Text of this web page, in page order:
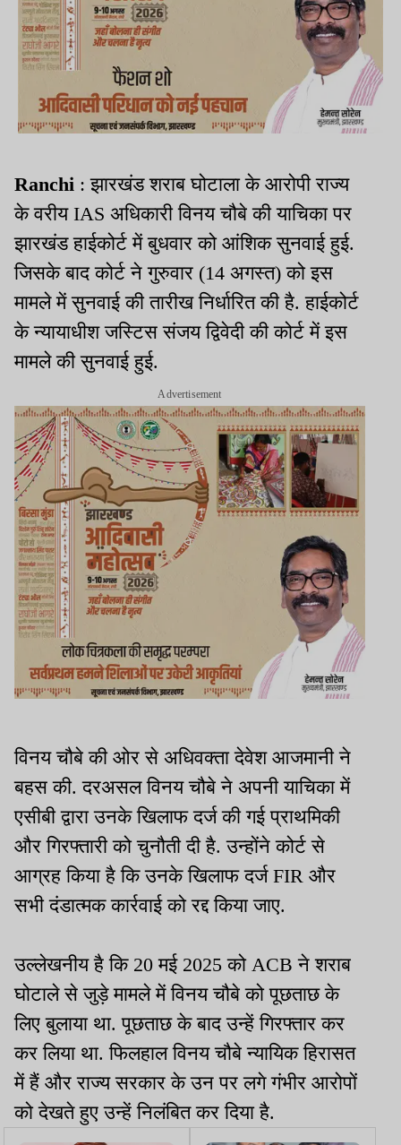
Ranchi : झारखंड शराब घोटाला के आरोपी राज्य
के वरीय IAS अधिकारी विनय चौबे की याचिका पर
झारखंड हाईकोर्ट में बुधवार को आंशिक सुनवाई हुई.
जिसके बाद कोर्ट ने गुरुवार (14 अगस्त) को इस
मामले में सुनवाई की तारीख निर्धारित की है. हाईकोर्ट
के न्यायाधीश जस्टिस संजय द्विवेदी की कोर्ट में इस
मामले की सुनवाई हुई.
Advertisement
विनय चौबे की ओर से अधिवक्ता देवेश आजमानी ने
बहस की. दरअसल विनय चौबे ने अपनी याचिका में
एसीबी द्वारा उनके खिलाफ दर्ज की गई प्राथमिकी
और गिरफ्तारी को चुनौती दी है. उन्होंने कोर्ट से
आग्रह किया है कि उनके खिलाफ दर्ज FIR और
सभी दंडात्मक कार्रवाई को रद्द किया जाए.
उल्लेखनीय है कि 20 मई 2025 को ACB ने शराब
घोटाले से जुड़े मामले में विनय चौबे को पूछताछ के
लिए बुलाया था. पूछताछ के बाद उन्हें गिरफ्तार कर
कर लिया था. फिलहाल विनय चौबे न्यायिक हिरासत
में हैं और राज्य सरकार के उन पर लगे गंभीर आरोपों
को देखते हुए उन्हें निलंबित कर दिया है.